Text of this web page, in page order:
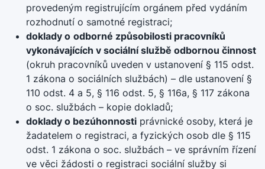
provedeným registrujícím orgánem před vydáním
rozhodnutí o samotné registraci;
doklady o odborné způsobilosti pracovníků
vykonávajících v sociální službě odbornou činnost
(okruh pracovníků uveden v ustanovení § 115 odst.
1 zákona o sociálních službách) – dle ustanovení §
110 odst. 4 a 5, § 116 odst. 5, § 116a, § 117 zákona
o soc. službách – kopie dokladů;
doklady o bezúhonnosti právnické osoby, která je
žadatelem o registraci, a fyzických osob dle § 115
odst. 1 zákona o soc. službách – ve správním řízení
ve věci žádosti o registraci sociální služby si